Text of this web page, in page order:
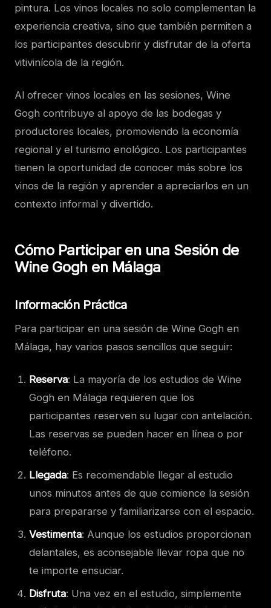
pintura. Los vinos locales no solo complementan la
experiencia creativa, sino que también permiten a
los participantes descubrir y disfrutar de la oferta
vitivinícola de la región.
Al ofrecer vinos locales en las sesiones, Wine
Gogh contribuye al apoyo de las bodegas y
productores locales, promoviendo la economía
regional y el turismo enológico. Los participantes
tienen la oportunidad de conocer más sobre los
vinos de la región y aprender a apreciarlos en un
contexto informal y divertido.
Cómo Participar en una Sesión de
Wine Gogh en Málaga
Información Práctica
Para participar en una sesión de Wine Gogh en
Málaga, hay varios pasos sencillos que seguir:
Reserva: La mayoría de los estudios de Wine
Gogh en Málaga requieren que los
participantes reserven su lugar con antelación.
Las reservas se pueden hacer en línea o por
teléfono.
Llegada: Es recomendable llegar al estudio
unos minutos antes de que comience la sesión
para prepararse y familiarizarse con el espacio.
Vestimenta: Aunque los estudios proporcionan
delantales, es aconsejable llevar ropa que no
te importe ensuciar.
Disfruta: Una vez en el estudio, simplemente